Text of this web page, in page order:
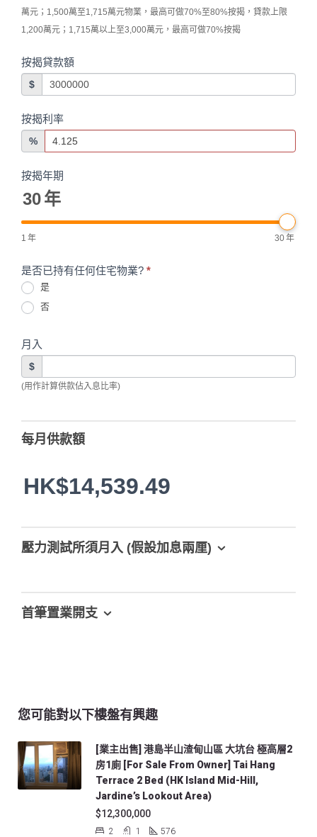
萬元；1,500萬至1,715萬元物業，最高可做70%至80%按揭，貸款上限
1,200萬元；1,715萬以上至3,000萬元，最高可做70%按揭
按揭貸款額
$
按揭利率
%
按揭年期
30年
1 年 30年
是否已持有任何住宅物業? *
是
否
月入
$
(用作計算供款佔入息比率)
每月供款額
HK$14,539.49
壓力測試所須月入 (假設加息兩厘)
首筆置業開支
您可能對以下樓盤有興趣
[業主出售] 港島半山渣甸山區 大坑台 極高層2
房1廁 [For Sale From Owner] Tai Hang
Terrace 2 Bed (HK Island Mid-Hill,
Jardine’s Lookout Area)
$12,300,000
2 1
576